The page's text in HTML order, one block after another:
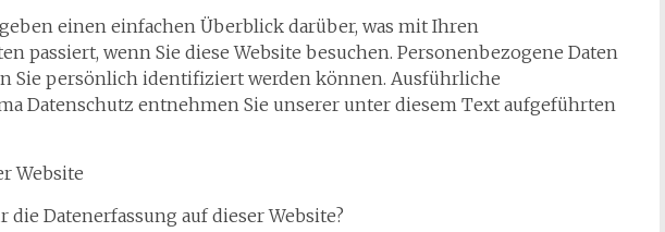
einen einfachen Überblick darüber, was mit Ihren
passiert, wenn Sie diese Website besuchen. Personenbezogene Daten
Sie persönlich identifiziert werden können. Ausführliche
Datenschutz entnehmen Sie unserer unter diesem Text aufgeführten
Website
Datenerfassung auf dieser Website?